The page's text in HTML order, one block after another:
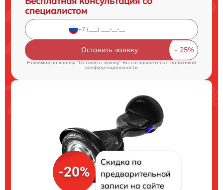
специалистом
Оставить заявку
Нажимая на кнопку "Оставить заявку" Вы соглашаетесь cполитикой
конфиденциальности
-20%
Скидка по
предварительной
записи на сайте